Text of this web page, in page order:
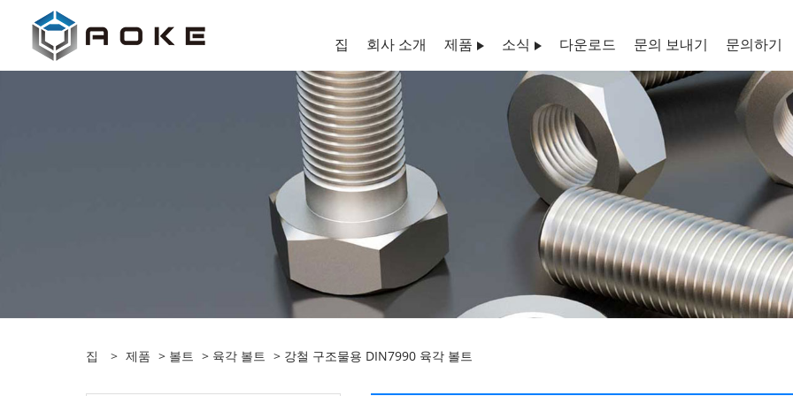
집 회사 소개 제품 소식 다운로드 문의 보내기 문의하기
집 > 제품 > 볼트 > 육각 볼트 > 강철 구조물용 DIN7990 육각 볼트